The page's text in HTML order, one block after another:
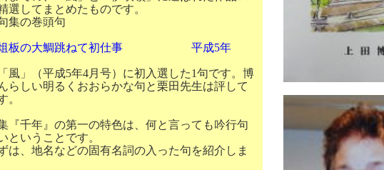
選してまとめたものです。
集の巻頭句
の大鯛跳ねて初仕事 平成5年
風」（平成5年4月号）に初入選した1句です。博
らしい明るくおおらかな句と栗田先生は評して
。
『千年』の第一の特色は、何と言っても吟行句
ということです。
は、地名などの固有名詞の入った句を紹介しま